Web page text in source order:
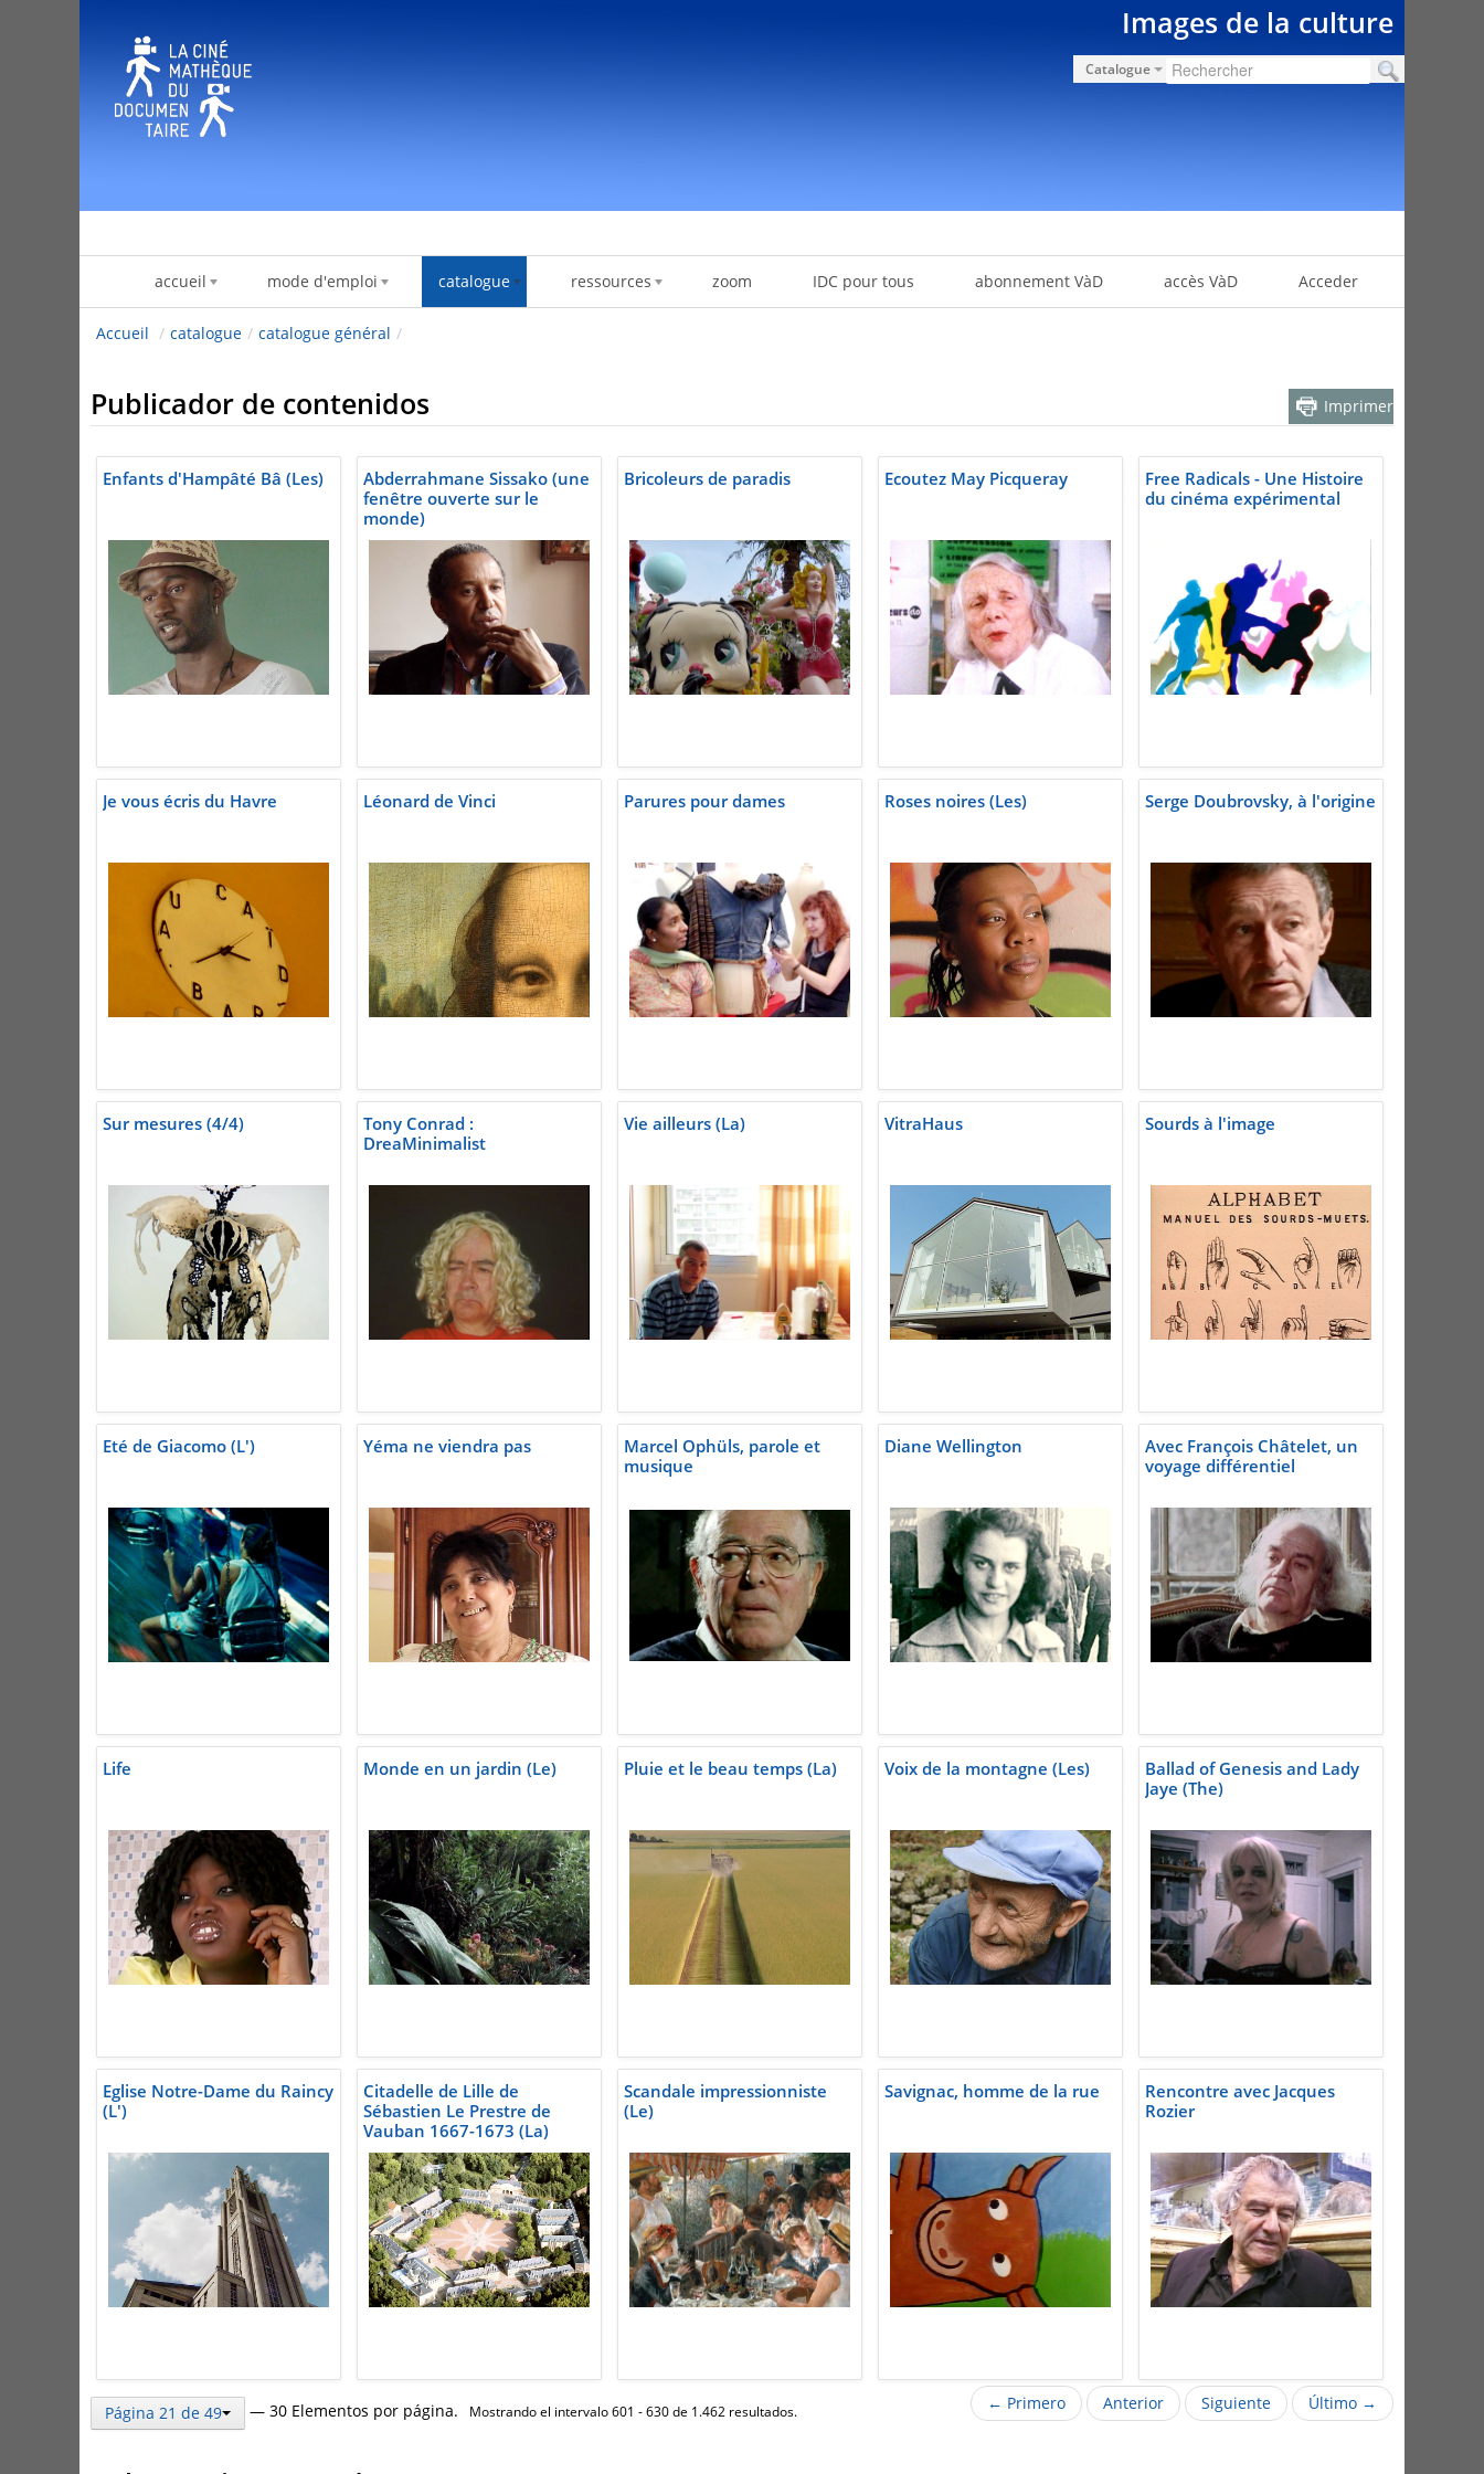
Images de la culture
Catalogue
accueil mode d'emploi catalogue ressources zoom IDC pour tous abonnement VàD accès VàD Acceder
Accueil / catalogue / catalogue général /
Publicador de contenidos Imprimer
Enfants d'Hampâté Bâ (Les)
Abderrahmane Sissako (une
fenêtre ouverte sur le
monde)
Bricoleurs de paradis Ecoutez May Picqueray
Free Radicals - Une Histoire
du cinéma expérimental
Je vous écris du Havre Léonard de Vinci Parures pour dames Roses noires (Les) Serge Doubrovsky, à l'origine
Sur mesures (4/4)
Tony Conrad :
DreaMinimalist
Vie ailleurs (La) VitraHaus Sourds à l'image
Eté de Giacomo (L') Yéma ne viendra pas
Marcel Ophüls, parole et
musique
Diane Wellington
Avec François Châtelet, un
voyage différentiel
Life Monde en un jardin (Le) Pluie et le beau temps (La) Voix de la montagne (Les)
Ballad of Genesis and Lady
Jaye (The)
Eglise Notre-Dame du Raincy
(L')
Citadelle de Lille de
Sébastien Le Prestre de
Vauban 1667-1673 (La)
Scandale impressionniste
(Le)
Savignac, homme de la rue
Rencontre avec Jacques
Rozier
Página 21 de 49 — 30 Elementos por página. Mostrando el intervalo 601 - 630 de 1.462 resultados. ← Primero Anterior Siguiente Último →